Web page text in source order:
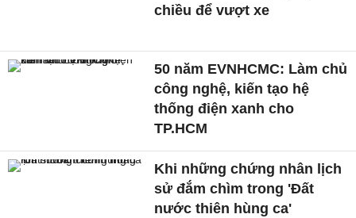
chiều để vượt xe
50 năm EVNHCMC: Làm chủ
công nghệ, kiến tạo hệ
thống điện xanh cho
TP.HCM
Khi những chứng nhân lịch
sử đắm chìm trong 'Đất
nước thiên hùng ca'